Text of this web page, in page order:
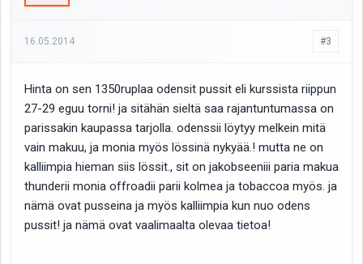
16.05.2014 #3
Hinta on sen 1350ruplaa odensit pussit eli kurssista riippun
27-29 eguu torni! ja sitähän sieltä saa rajantuntumassa on
parissakin kaupassa tarjolla. odenssii löytyy melkein mitä
vain makuu, ja monia myös lössinä nykyää.! mutta ne on
kalliimpia hieman siis lössit., sit on jakobseeniii paria makua
thunderii monia offroadii parii kolmea ja tobaccoa myös. ja
nämä ovat pusseina ja myös kalliimpia kun nuo odens
pussit! ja nämä ovat vaalimaalta olevaa tietoa!